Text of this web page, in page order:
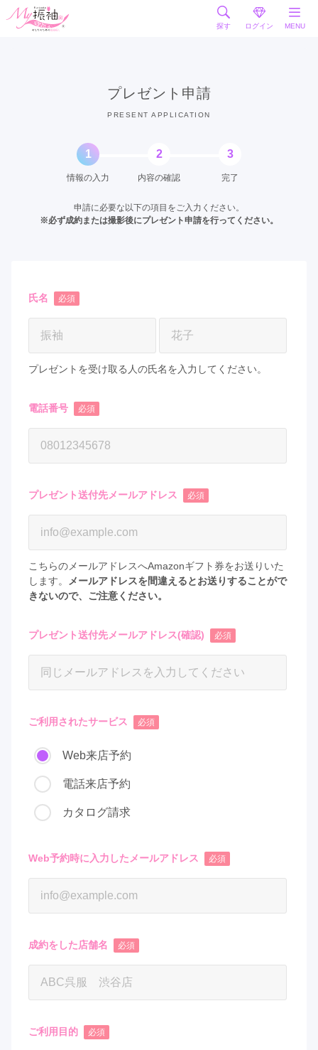
探す ログイン MENU
プレゼント申請
PRESENT APPLICATION
1
情報の入力
2
内容の確認
3
完了
申請に必要な以下の項目をご入力ください。
※必ず成約または撮影後にプレゼント申請を行ってください。
氏名 必須
プレゼントを受け取る人の氏名を入力してください。
電話番号 必須
プレゼント送付先メールアドレス 必須
こちらのメールアドレスへAmazonギフト券をお送りいた
します。
メールアドレスを間違えるとお送りすることがで
きないので、ご注意ください。
プレゼント送付先メールアドレス(確認) 必須
ご利用されたサービス 必須
Web来店予約
電話来店予約
カタログ請求
Web予約時に入力したメールアドレス 必須
成約をした店舗名 必須
ご利用目的 必須